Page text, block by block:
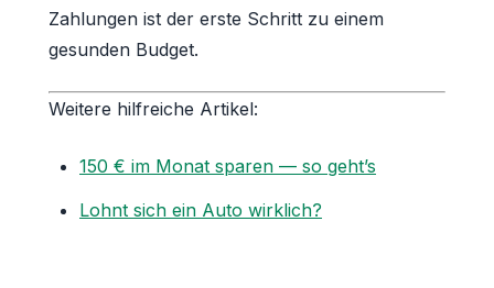
Zahlungen ist der erste Schritt zu einem
gesunden Budget.
Weitere hilfreiche Artikel:
150 € im Monat sparen — so geht’s
Lohnt sich ein Auto wirklich?